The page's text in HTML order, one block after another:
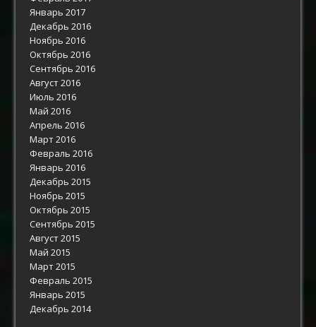
Январь 2017
Декабрь 2016
Ноябрь 2016
Октябрь 2016
Сентябрь 2016
Август 2016
Июль 2016
Май 2016
Апрель 2016
Март 2016
Февраль 2016
Январь 2016
Декабрь 2015
Ноябрь 2015
Октябрь 2015
Сентябрь 2015
Август 2015
Май 2015
Март 2015
Февраль 2015
Январь 2015
Декабрь 2014